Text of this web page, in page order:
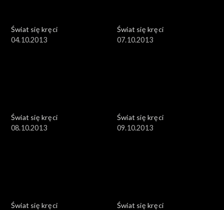
Świat się kręci
04.10.2013
Świat się kręci
07.10.2013
Świat się kręci
08.10.2013
Świat się kręci
09.10.2013
Świat się kręci
Świat się kręci